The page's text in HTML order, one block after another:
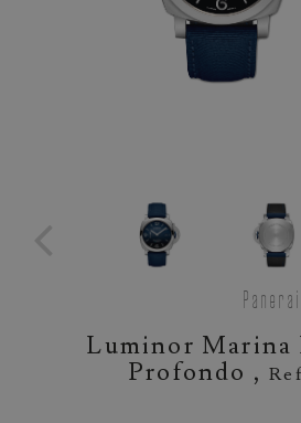
Panerai
Luminor
Profondo ,